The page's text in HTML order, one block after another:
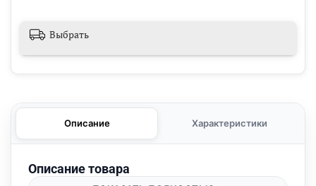
Выбрать
Описание Характеристики
Описание товара